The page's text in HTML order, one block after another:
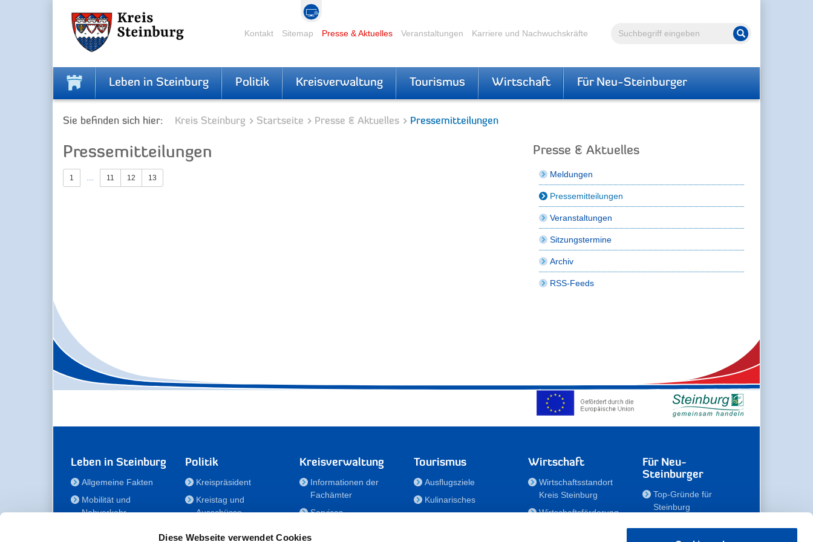
Diese Webseite verwendet Cookies
Volltextsuche Suche starten
Kontakt Sitemap Presse & Aktuelles Veranstaltungen Karriere und Nachwuchskräfte
Leben in Steinburg Politik Kreisverwaltung Tourismus Wirtschaft Für Neu-Steinburger
Sie befinden sich hier: Kreis Steinburg Startseite Presse & Aktuelles Pressemitteilungen
Pressemitteilungen
1 11 12 13
Presse & Aktuelles
Meldungen
Pressemitteilungen
Veranstaltungen
Sitzungstermine
Archiv
RSS-Feeds
Leben in Steinburg
Allgemeine Fakten
Mobilität und
Nahverkehr
Politik
Kreispräsident
Kreistag und
Ausschüsse
Kreisverwaltung
Informationen der
Fachämter
Services
Tourismus
Ausflugsziele
Kulinarisches
Wirtschaft
Wirtschaftsstandort
Kreis Steinburg
Wirtschaftsförderung
Für Neu-
Steinburger
Top-Gründe für
Steinburg